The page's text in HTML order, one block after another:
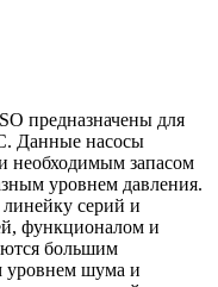
предназначены для
Данные насосы
необходимым запасом
уровнем давления.
серий и
функционалом и
большим
уровнем шума и